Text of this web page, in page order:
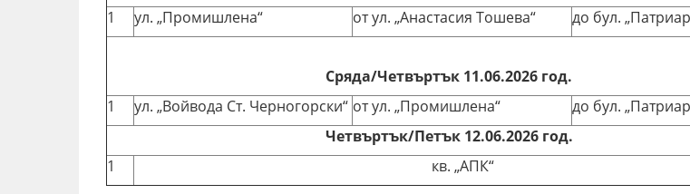
1
ул. „Промишлена“ от ул. „Анастасия Тошева“ до бул.
Сряда/Четвъртък 11.06.2026 год.
1
ул. „Войвода Ст. Черногорски“ от ул. „Промишлена“
до бул.
Четвъртък/Петък 12.06.2026 год.
1
кв. „АПК“